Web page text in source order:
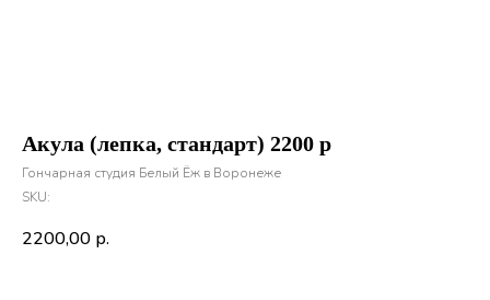
Акула (лепка, стандарт) 2200 р
Гончарная студия Белый Ёж в Воронеже
SKU:
2200,00 р.